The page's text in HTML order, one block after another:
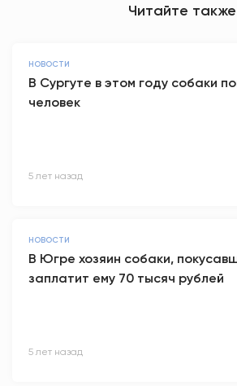
Читайте также
НОВОСТИ
В Сургуте в этом году собаки
человек
5 лет назад
НОВОСТИ
В Югре хозяин собаки,
заплатит ему 70 тысяч рублей
5 лет назад